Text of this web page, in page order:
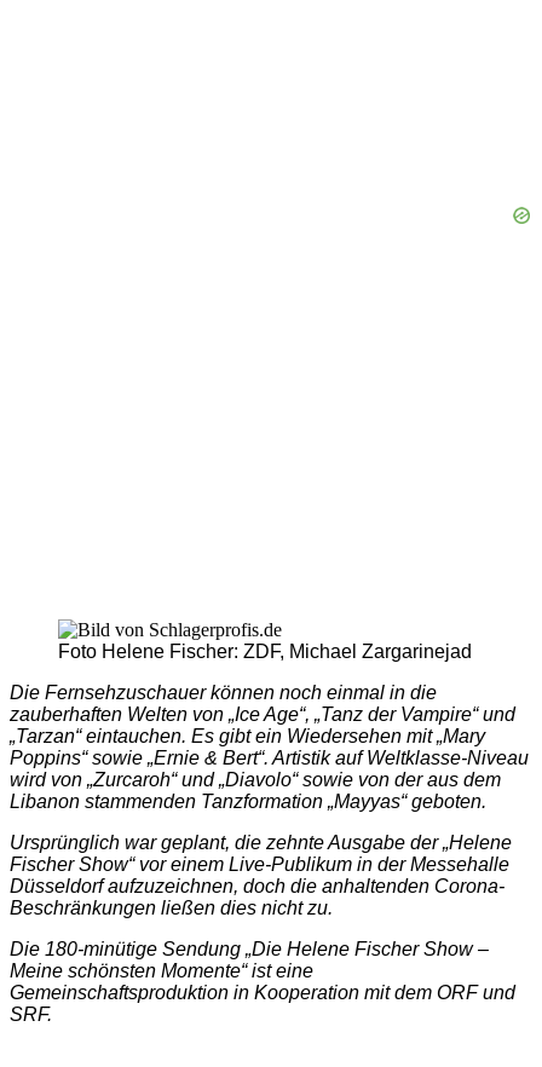
Foto Helene Fischer: ZDF, Michael Zargarinejad
Die Fernsehzuschauer können noch einmal in die
zauberhaften Welten von „Ice Age“, „Tanz der Vampire“ und
„Tarzan“ eintauchen. Es gibt ein Wiedersehen mit „Mary
Poppins“ sowie „Ernie & Bert“. Artistik auf Weltklasse-Niveau
wird von „Zurcaroh“ und „Diavolo“ sowie von der aus dem
Libanon stammenden Tanzformation „Mayyas“ geboten.
Ursprünglich war geplant, die zehnte Ausgabe der „Helene
Fischer Show“ vor einem Live-Publikum in der Messehalle
Düsseldorf aufzuzeichnen, doch die anhaltenden Corona-
Beschränkungen ließen dies nicht zu.
Die 180-minütige Sendung „Die Helene Fischer Show –
Meine schönsten Momente“ ist eine
Gemeinschaftsproduktion in Kooperation mit dem ORF und
SRF.